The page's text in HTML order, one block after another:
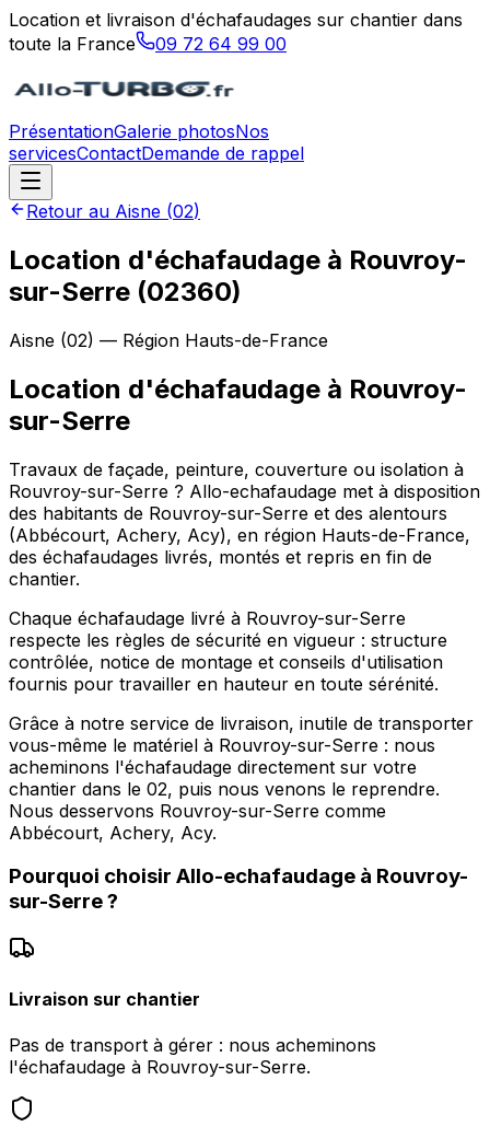
Location et livraison d'échafaudages sur chantier dans
toute la France
09 72 64 99 00
PrésentationGalerie photosNos
servicesContactDemande de rappel
Retour au Aisne (02)
Location d'échafaudage à Rouvroy-
sur-Serre (02360)
Aisne (02) — Région Hauts-de-France
Location d'échafaudage à Rouvroy-
sur-Serre
Travaux de façade, peinture, couverture ou isolation à
Rouvroy-sur-Serre ? Allo-echafaudage met à disposition
des habitants de Rouvroy-sur-Serre et des alentours
(Abbécourt, Achery, Acy), en région Hauts-de-France,
des échafaudages livrés, montés et repris en fin de
chantier.
Chaque échafaudage livré à Rouvroy-sur-Serre
respecte les règles de sécurité en vigueur : structure
contrôlée, notice de montage et conseils d'utilisation
fournis pour travailler en hauteur en toute sérénité.
Grâce à notre service de livraison, inutile de transporter
vous-même le matériel à Rouvroy-sur-Serre : nous
acheminons l'échafaudage directement sur votre
chantier dans le 02, puis nous venons le reprendre.
Nous desservons Rouvroy-sur-Serre comme
Abbécourt, Achery, Acy.
Pourquoi choisir Allo-echafaudage à Rouvroy-
sur-Serre?
Livraison sur chantier
Pas de transport à gérer : nous acheminons
l'échafaudage à Rouvroy-sur-Serre.